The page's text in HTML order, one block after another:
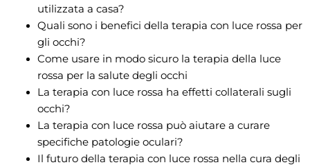
utilizzata a casa?
Quali sono i benefici della terapia con luce rossa per
gli occhi?
Come usare in modo sicuro la terapia della luce
rossa per la salute degli occhi
La terapia con luce rossa ha effetti collaterali sugli
occhi?
La terapia con luce rossa può aiutare a curare
specifiche patologie oculari?
Il futuro della terapia con luce rossa nella cura degli